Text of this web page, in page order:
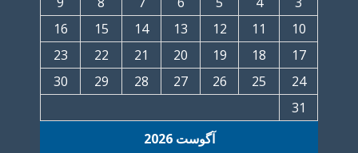
آگوست 2026
10
11
12
13
14
15
16
17
18
19
20
21
22
23
24
25
26
27
28
29
30
31